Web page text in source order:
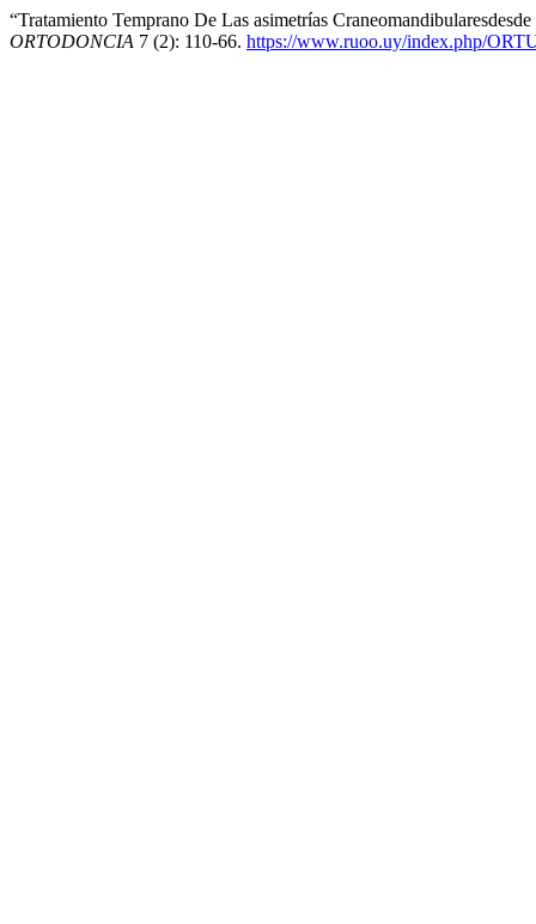
“Tratamiento Temprano De Las asimetrías
ORTODONCIA 7 (2): 110-66. https://www.ruoo.uy/index.php/